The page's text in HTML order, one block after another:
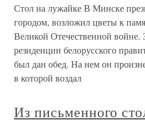
Стол на лужайке В Минске
городом, возложил цветы к
Великой Отечественной войне.
резиденции белорусского
был дан обед. На нем он
в которой воздал
Из письменного